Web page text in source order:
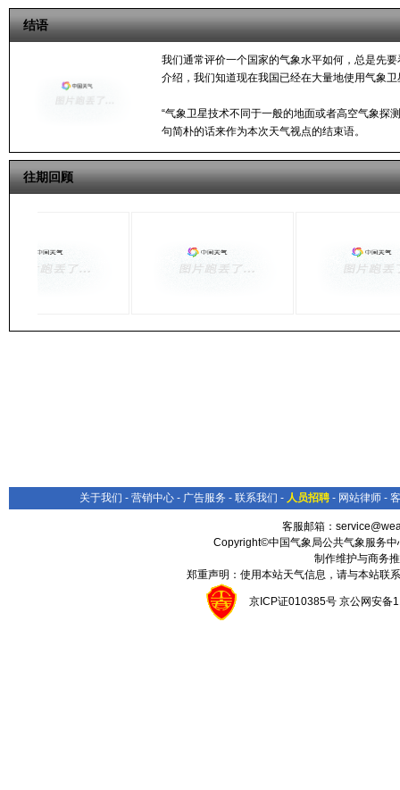
结语
我们通常评价一个国家的气象水平如何，总是先
介绍，我们知道现在我国已经在大量地使用气象
“气象卫星技术不同于一般的地面或者高空气象
句简朴的话来作为本次天气视点的结束语。
往期回顾
关于我们 - 营销中心 - 广告服务 - 联系我们 - 人员招聘 - 网站律师 -
客服邮箱：
Copyright©中国气象局公共气象服务
制作维护与商务
郑重声明：使用本站天气信息，请与本站联
京ICP证010385号 京公网安备